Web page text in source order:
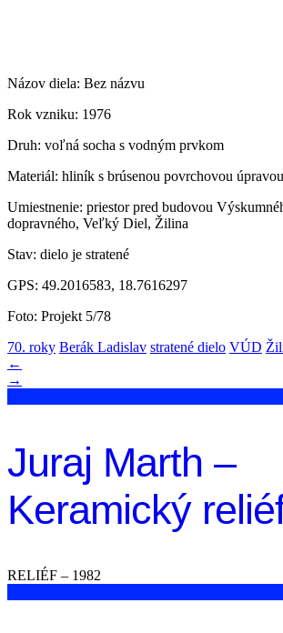
Názov diela: Bez názvu
Rok vzniku: 1976
Druh: voľná socha s vodným prvkom
Materiál: hliník s brúsenou povrchovou úpravou
Umiestnenie: priestor pred budovou
dopravného, Veľký Diel, Žilina
Stav: dielo je stratené
GPS: 49.2016583, 18.7616297
Foto: Projekt 5/78
70. roky Berák Ladislav stratené dielo VÚD
←
→
Juraj Marth –
Keramický
RELIÉF – 1982